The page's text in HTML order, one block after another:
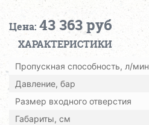
Цена: 43 363 руб
ХАРАКТЕРИСТИКИ
Пропускная способность, л/мин
Давление, бар
Размер входного отверстия
Габариты, см